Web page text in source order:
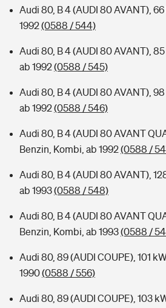
Audi 80, B 4 (AUDI 80 AVANT),
1992(0588 / 544)
Audi 80, B 4 (AUDI 80 AVANT),
ab 1992(0588 / 545)
Audi 80, B 4 (AUDI 80 AVANT),
ab 1992(0588 / 546)
Audi 80, B 4 (AUDI 80 AVANT
Benzin, Kombi, ab 1992(0588 /
Audi 80, B 4 (AUDI 80 AVANT),
ab 1993(0588 / 548)
Audi 80, B 4 (AUDI 80 AVANT
Benzin, Kombi, ab 1993(0588 /
Audi 80, 89 (AUDI COUPE), 101
1990(0588 / 556)
Audi 80, 89 (AUDI COUPE), 103